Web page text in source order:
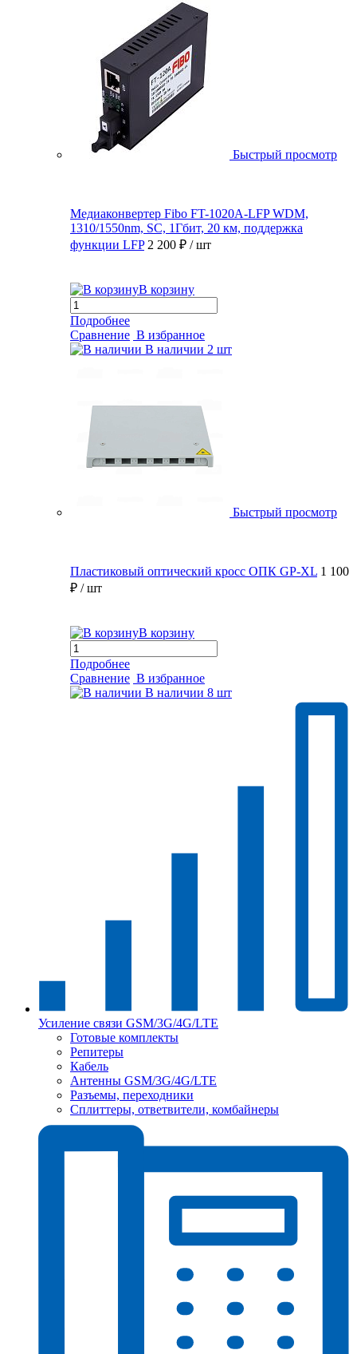
Быстрый просмотр
Медиаконвертер Fibo FT-1020A-LFP WDM,
1310/1550nm, SC, 1Гбит, 20 км, поддержка
функции LFP 2 200 ₽ / шт
В корзину
Подробнее
Сравнение В избранное
В наличии 2 шт
Быстрый просмотр
Пластиковый оптический кросс ОПК GP-XL 1 100
₽ / шт
В корзину
Подробнее
Сравнение В избранное
В наличии 8 шт
Усиление связи GSM/3G/4G/LTE
Готовые комплекты
Репитеры
Кабель
Антенны GSM/3G/4G/LTE
Разъемы, переходники
Сплиттеры, ответвители, комбайнеры